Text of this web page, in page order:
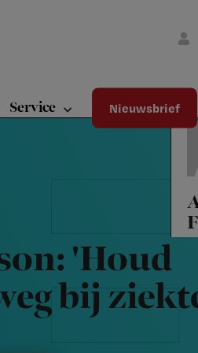
Service Nieuwsbrief
'Houd
bij